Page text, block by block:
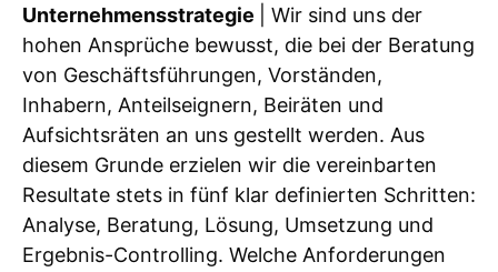
Unternehmensstrategie
| Wir sind uns der
hohen Ansprüche bewusst, die bei der Beratung
von Geschäftsführungen, Vorständen,
Inhabern, Anteilseignern, Beiräten und
Aufsichtsräten an uns gestellt werden. Aus
diesem Grunde erzielen wir die vereinbarten
Resultate stets in fünf klar definierten Schritten:
Analyse, Beratung, Lösung, Umsetzung und
Ergebnis-Controlling. Welche Anforderungen